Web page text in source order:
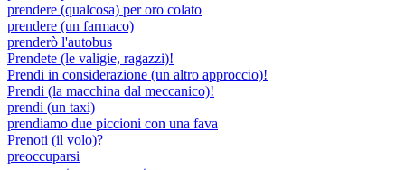
prendere (qualcosa) per oro colato
prendere (un farmaco)
prenderò l'autobus
Prendete (le valigie, ragazzi)!
Prendi in considerazione (un altro approccio)!
Prendi (la macchina dal meccanico)!
prendi (un taxi)
prendiamo due piccioni con una fava
Prenoti (il volo)?
preoccuparsi